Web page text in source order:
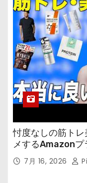
忖度なしの筋ト
メするAmazonプ
の 7月 16, 2026